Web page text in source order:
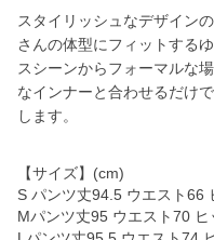
スタイリッシュなデザイン
さんの体型にフィットする
スシーンからフォーマルな
なインナーと合わせるだけ
します。
【サイズ】(cm)
S パンツ丈94.5 ウエスト66
Mパンツ丈95 ウエスト70